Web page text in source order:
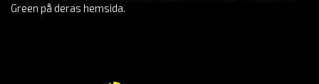
Green på deras hemsida.